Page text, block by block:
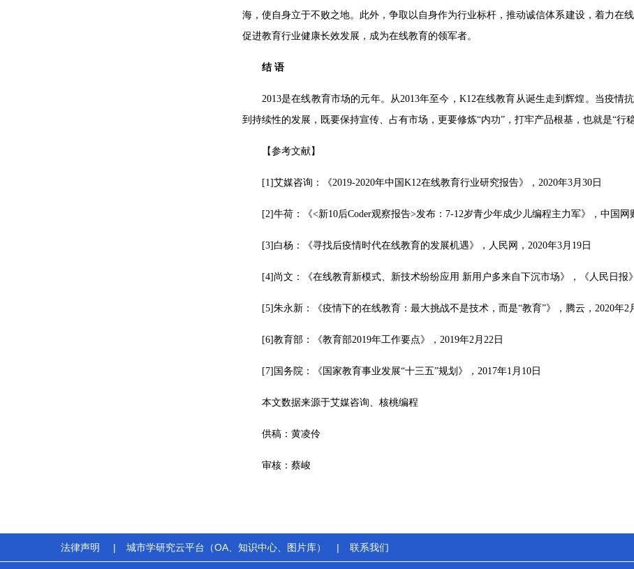
海，使自身立于不败之地。此外，争取以自身作为行业标杆，推动诚信体系建设，着力在
促进教育行业健康长效发展，成为在线教育的领军者。
结 语
2013是在线教育市场的元年。从2013年至今，K12在线教育从诞生走到辉煌。当疫
到持续性的发展，既要保持宣传、占有市场，更要修炼“内功”，打牢产品根基，也就是“行
【参考文献】
[1]艾媒咨询：《2019-2020年中国K12在线教育行业研究报告》，2020年3月30日
[2]牛荷：《<新10后Coder观察报告>发布：7-12岁青少年成少儿编程主力军》，中国网
[3]白杨：《寻找后疫情时代在线教育的发展机遇》，人民网，2020年3月19日
[4]尚文：《在线教育新模式、新技术纷纷应用 新用户多来自下沉市场》，《人民日报
[5]朱永新：《疫情下的在线教育：最大挑战不是技术，而是“教育”》，腾云，2020年2
[6]教育部：《教育部2019年工作要点》，2019年2月22日
[7]国务院：《国家教育事业发展“十三五”规划》，2017年1月10日
本文数据来源于艾媒咨询、核桃编程
供稿：黄凌伶
审核：蔡峻
法律声明 | 城市学研究云平台（OA、知识中心、图片库） | 联系我们